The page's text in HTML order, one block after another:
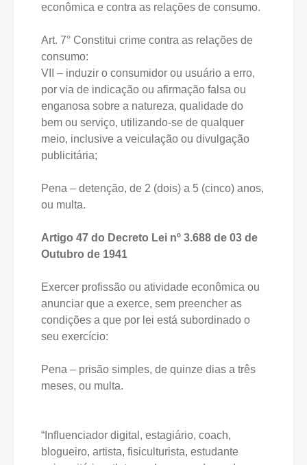
econômica e contra as relações de consumo.
Art. 7° Constitui crime contra as relações de
consumo:
VII – induzir o consumidor ou usuário a erro,
por via de indicação ou afirmação falsa ou
enganosa sobre a natureza, qualidade do
bem ou serviço, utilizando-se de qualquer
meio, inclusive a veiculação ou divulgação
publicitária;
Pena – detenção, de 2 (dois) a 5 (cinco) anos,
ou multa.
Artigo 47 do Decreto Lei nº 3.688 de 03 de
Outubro de 1941
Exercer profissão ou atividade econômica ou
anunciar que a exerce, sem preencher as
condições a que por lei está subordinado o
seu exercício:
Pena – prisão simples, de quinze dias a três
meses, ou multa.
“Influenciador digital, estagiário, coach,
blogueiro, artista, fisiculturista, estudante